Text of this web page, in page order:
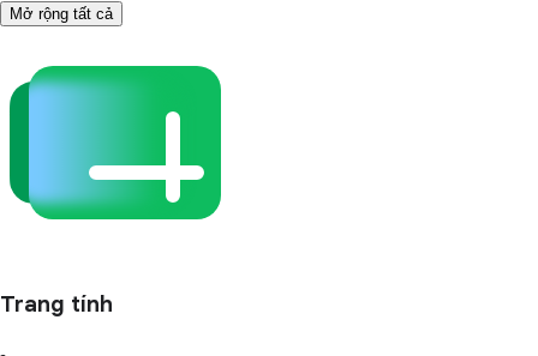
Mở rộng tất cả
Trang tính